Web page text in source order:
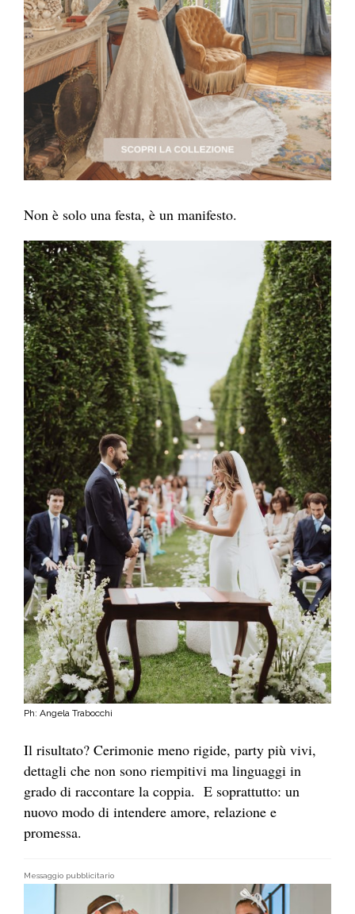
Non è solo una festa, è un manifesto.
Ph: Angela Trabocchi
Il risultato? Cerimonie meno rigide, party più vivi,
dettagli che non sono riempitivi ma linguaggi in
grado di raccontare la coppia. E soprattutto: un
nuovo modo di intendere amore, relazione e
promessa.
Messaggio pubblicitario